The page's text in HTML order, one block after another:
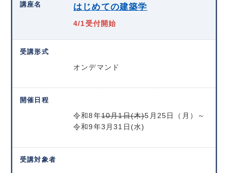
はじめての建築学
4/1受付開始
オンデマンド
令和8年10月1日(木)5月25日（月）～
令和9年3月31日(水)